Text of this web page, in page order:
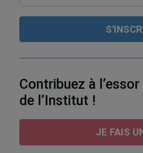
Contribuez à
de l’Institut !
JE FAIS